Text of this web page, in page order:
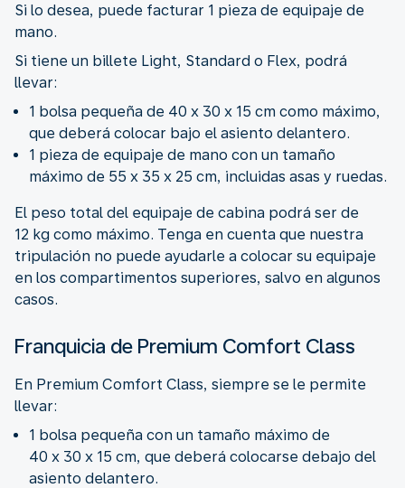
Si lo desea, puede facturar 1 pieza de equipaje de
mano.
Si tiene un billete Light, Standard o Flex, podrá
llevar:
1 bolsa pequeña de 40 x 30 x 15 cm como máximo,
que deberá colocar bajo el asiento delantero.
1 pieza de equipaje de mano con un tamaño
máximo de 55 x 35 x 25 cm, incluidas asas y ruedas.
El peso total del equipaje de cabina podrá ser de
12 kg como máximo. Tenga en cuenta que nuestra
tripulación no puede ayudarle a colocar su equipaje
en los compartimentos superiores, salvo en algunos
casos.
Franquicia de Premium Comfort Class
En Premium Comfort Class, siempre se le permite
llevar:
1 bolsa pequeña con un tamaño máximo de
40 x 30 x 15 cm, que deberá colocarse debajo del
asiento delantero.